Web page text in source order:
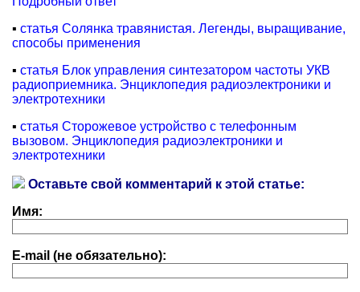
▪ статья Солянка травянистая. Легенды, выращивание,
способы применения
▪ статья Блок управления синтезатором частоты УКВ
радиоприемника. Энциклопедия радиоэлектроники и
электротехники
▪ статья Сторожевое устройство с телефонным
вызовом. Энциклопедия радиоэлектроники и
электротехники
Оставьте свой комментарий к этой статье:
Имя:
E-mail (не обязательно):